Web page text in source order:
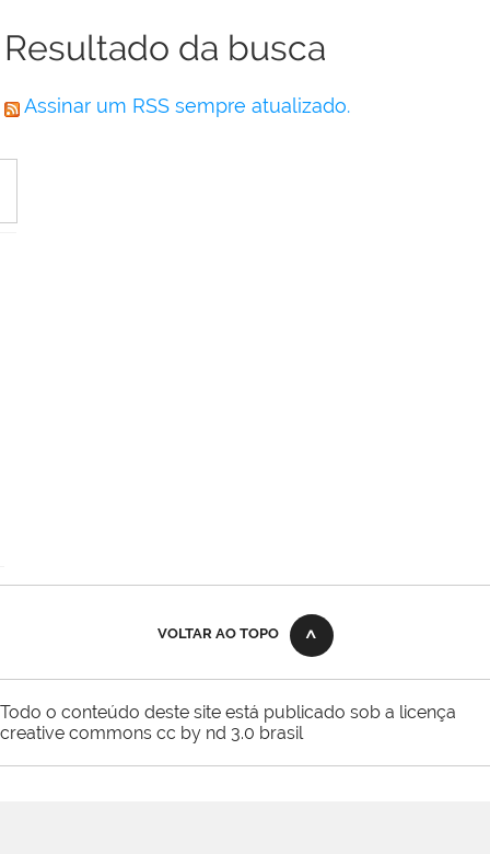
Resultado da busca
Assinar um RSS sempre atualizado.
VOLTAR AO TOPO
Todo o conteúdo deste site está publicado sob a licença
creative commons cc by nd 3.0 brasil